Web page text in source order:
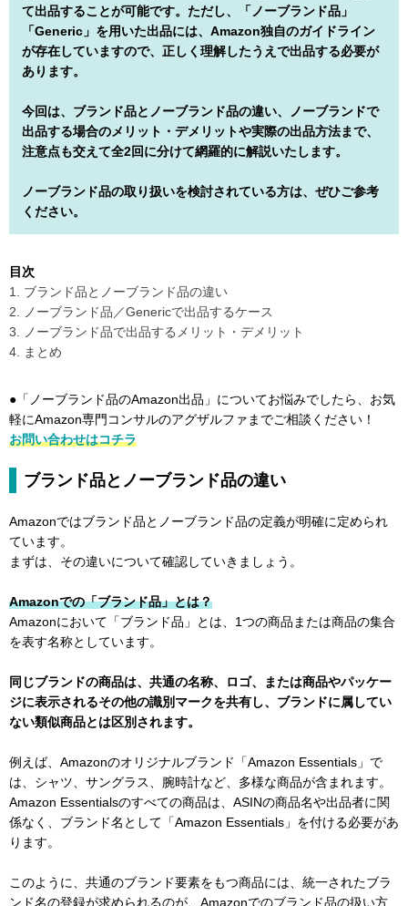
て出品することが可能です。ただし、「ノーブランド品」
「Generic」を用いた出品には、Amazon独自のガイドライン
が存在していますので、正しく理解したうえで出品する必要が
あります。
今回は、ブランド品とノーブランド品の違い、ノーブランドで
出品する場合のメリット・デメリットや実際の出品方法まで、
注意点も交えて全2回に分けて網羅的に解説いたします。
ノーブランド品の取り扱いを検討されている方は、ぜひご参考
ください。
目次
1. ブランド品とノーブランド品の違い
2. ノーブランド品／Genericで出品するケース
3. ノーブランド品で出品するメリット・デメリット
4. まとめ
●「ノーブランド品のAmazon出品」についてお悩みでしたら、お気
軽にAmazon専門コンサルのアグザルファまでご相談ください！
お問い合わせはコチラ
ブランド品とノーブランド品の違い
Amazonではブランド品とノーブランド品の定義が明確に定められ
ています。
まずは、その違いについて確認していきましょう。
Amazonでの「ブランド品」とは？
Amazonにおいて「ブランド品」とは、1つの商品または商品の集合
を表す名称としています。
同じブランドの商品は、共通の名称、ロゴ、または商品やパッケー
ジに表示されるその他の識別マークを共有し、ブランドに属してい
ない類似商品とは区別されます。
例えば、Amazonのオリジナルブランド「Amazon Essentials」で
は、シャツ、サングラス、腕時計など、多様な商品が含まれます。
Amazon Essentialsのすべての商品は、ASINの商品名や出品者に関
係なく、ブランド名として「Amazon Essentials」を付ける必要があ
ります。
このように、共通のブランド要素をもつ商品には、統一されたブラ
ンド名の登録が求められるのが、Amazonでのブランド品の扱い方